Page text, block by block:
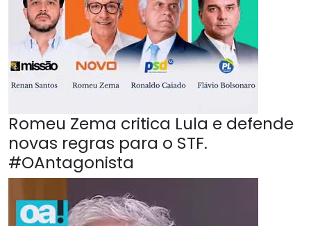
Romeu Zema critica Lula e defende
novas regras para o STF.
#OAntagonista